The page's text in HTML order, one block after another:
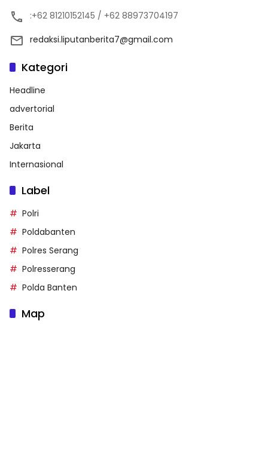
:+62 81210152145 / +62 88973704197
redaksi.liputanberita7@gmail.com
Kategori
Headline
advertorial
Berita
Jakarta
Internasional
Label
Polri
Poldabanten
Polres Serang
Polresserang
Polda Banten
Map